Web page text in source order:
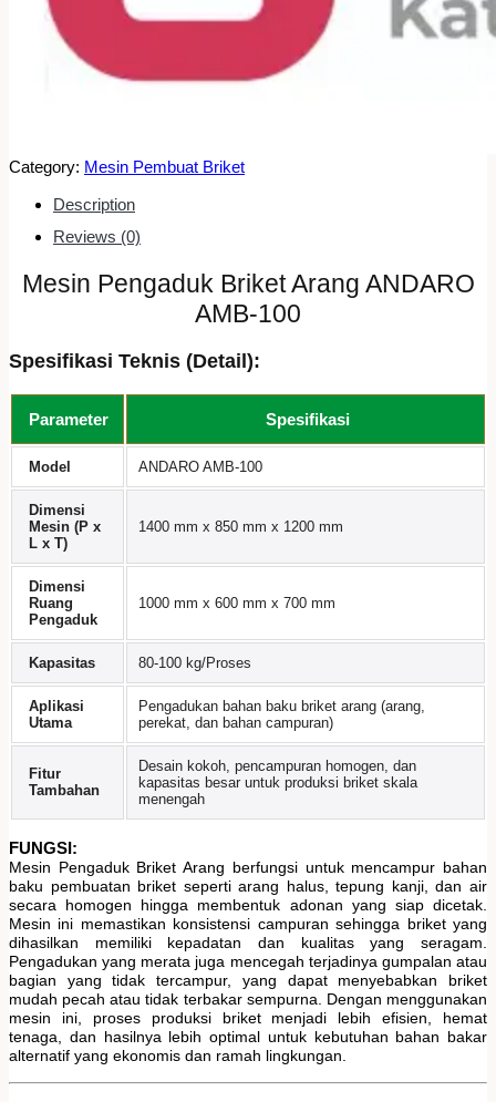
Category: Mesin Pembuat Briket
Description
Reviews (0)
Mesin Pengaduk Briket Arang ANDARO
AMB-100
Spesifikasi Teknis (Detail):
Parameter Spesifikasi
Model ANDARO AMB-100
Dimensi
Mesin (P x
L x T)
1400 mm x 850 mm x 1200 mm
Dimensi
Ruang
Pengaduk
1000 mm x 600 mm x 700 mm
Kapasitas 80-100 kg/Proses
Aplikasi
Utama
Pengadukan bahan baku briket arang (arang,
perekat, dan bahan campuran)
Fitur
Tambahan
Desain kokoh, pencampuran homogen, dan
kapasitas besar untuk produksi briket skala
menengah
FUNGSI:
Mesin Pengaduk Briket Arang berfungsi untuk mencampur bahan
baku pembuatan briket seperti arang halus, tepung kanji, dan air
secara homogen hingga membentuk adonan yang siap dicetak.
Mesin ini memastikan konsistensi campuran sehingga briket yang
dihasilkan memiliki kepadatan dan kualitas yang seragam.
Pengadukan yang merata juga mencegah terjadinya gumpalan atau
bagian yang tidak tercampur, yang dapat menyebabkan briket
mudah pecah atau tidak terbakar sempurna. Dengan menggunakan
mesin ini, proses produksi briket menjadi lebih efisien, hemat
tenaga, dan hasilnya lebih optimal untuk kebutuhan bahan bakar
alternatif yang ekonomis dan ramah lingkungan.